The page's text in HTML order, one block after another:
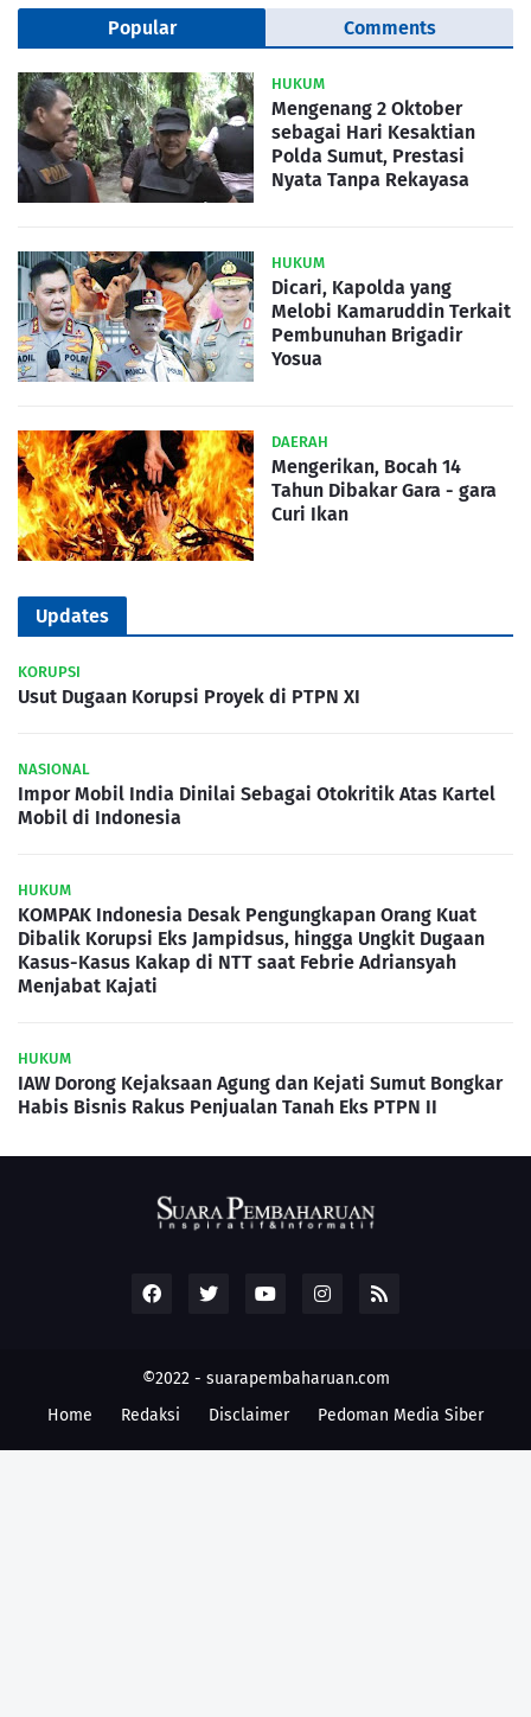
Popular Comments
HUKUM
Mengenang 2 Oktober
sebagai Hari Kesaktian
Polda Sumut, Prestasi
Nyata Tanpa Rekayasa
HUKUM
Dicari, Kapolda yang
Melobi Kamaruddin Terkait
Pembunuhan Brigadir
Yosua
DAERAH
Mengerikan, Bocah 14
Tahun Dibakar Gara - gara
Curi Ikan
Updates
KORUPSI
Usut Dugaan Korupsi Proyek di PTPN XI
NASIONAL
Impor Mobil India Dinilai Sebagai Otokritik Atas Kartel
Mobil di Indonesia
HUKUM
KOMPAK Indonesia Desak Pengungkapan Orang Kuat
Dibalik Korupsi Eks Jampidsus, hingga Ungkit Dugaan
Kasus-Kasus Kakap di NTT saat Febrie Adriansyah
Menjabat Kajati
HUKUM
IAW Dorong Kejaksaan Agung dan Kejati Sumut Bongkar
Habis Bisnis Rakus Penjualan Tanah Eks PTPN II
©2022 - suarapembaharuan.com
Home
Redaksi Disclaimer Pedoman Media Siber